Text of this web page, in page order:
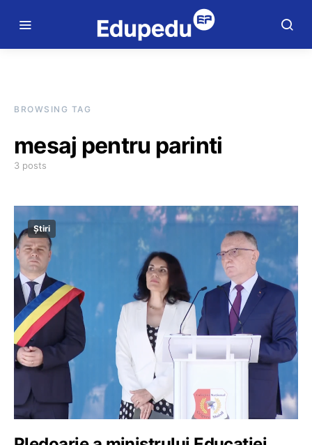
BROWSING TAG
mesaj pentru parinti
3 posts
Știri